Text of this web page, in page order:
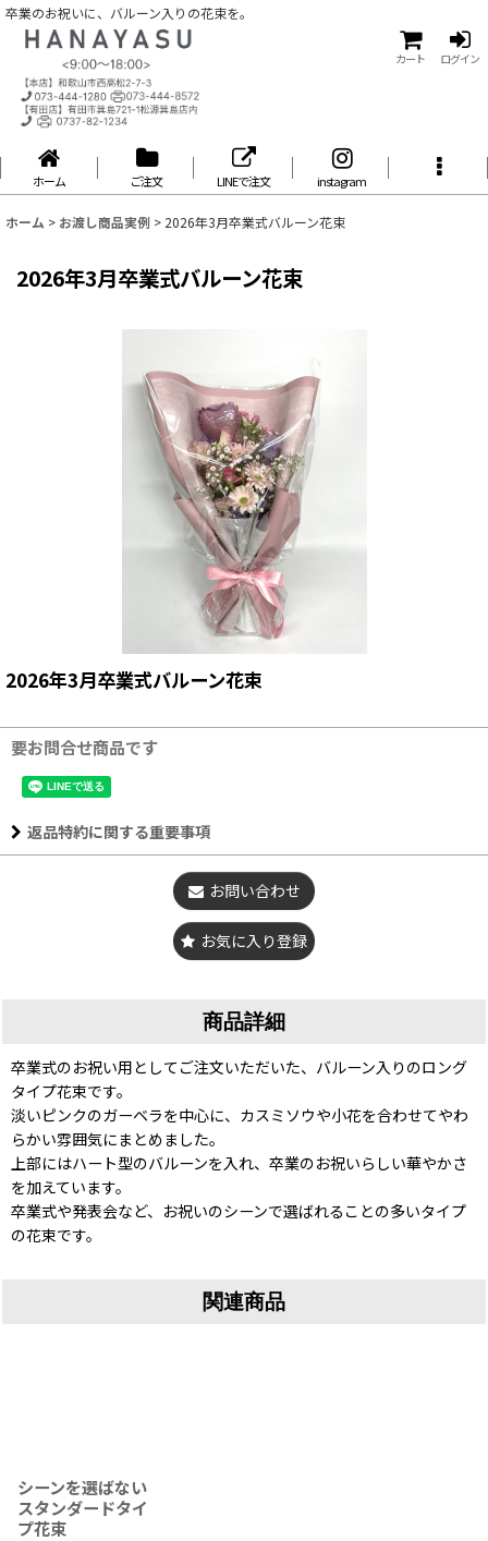
卒業のお祝いに、バルーン入りの花束を。
カート ログイン
ホーム ご注文 LINEで注文 instagram
ホーム > お渡し商品実例 > 2026年3月卒業式バルーン花束
2026年3月卒業式バルーン花束
2026年3月卒業式バルーン花束
要お問合せ商品です
返品特約に関する重要事項
お問い合わせ
お気に入り登録
商品詳細
卒業式のお祝い用としてご注文いただいた、バルーン入りのロング
タイプ花束です。
淡いピンクのガーベラを中心に、カスミソウや小花を合わせてやわ
らかい雰囲気にまとめました。
上部にはハート型のバルーンを入れ、卒業のお祝いらしい華やかさ
を加えています。
卒業式や発表会など、お祝いのシーンで選ばれることの多いタイプ
の花束です。
関連商品
シーンを選ばない
スタンダードタイ
プ花束